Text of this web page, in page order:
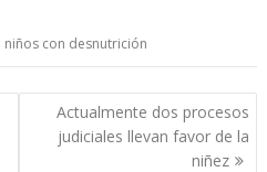
niños con desnutrición
Actualmente dos procesos
judiciales llevan favor de la
niñez